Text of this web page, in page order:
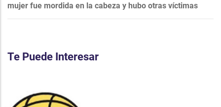
mujer fue mordida en la cabeza y hubo otras víctimas
Te Puede Interesar